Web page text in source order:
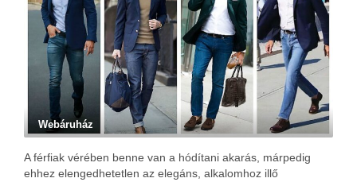
Webáruház
A férfiak vérében benne van a hódítani akarás, márpedig
ehhez elengedhetetlen az elegáns, alkalomhoz illő